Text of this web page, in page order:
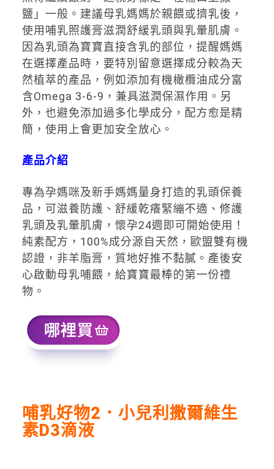
鹽」一般。建議母乳媽媽於親餵或擠乳後，
使用哺乳照護膏滋潤舒緩乳頭與乳暈肌膚。
因為乳頭為寶寶直接含乳的部位，提醒媽媽
在選擇產品時，要特別留意選擇成分較為天
然植萃的產品，例如添加有機橄欖油成分富
含Omega 3-6-9，兼具滋潤保濕作用。另
外，也避免添加過多化學成分，配方愈是精
簡，使用上會更加安全放心。
產品介紹
專為孕媽咪及新手媽媽量身打造的乳頭保養
品，可滋養防護、舒緩乾癢緊繃不適、修護
乳頭及乳暈肌膚，懷孕24週即可開始使用！
純素配方，100%成分源自天然，歐盟雙有機
認證，非羊脂膏，質地好推不黏膩。產後安
心啟動母乳哺餵，給寶寶最棒的第一份禮
物。
哺乳好物2． 小兒利撒爾維生
素D3滴液